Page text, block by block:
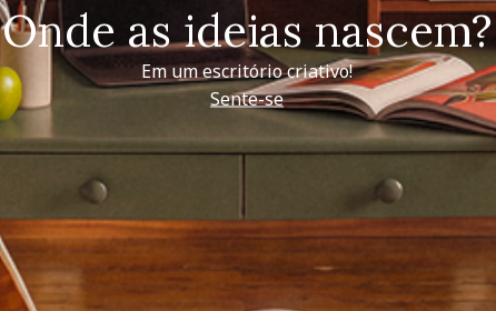
Onde as ideias nascem?
Em um escritório criativo!
Sente-se